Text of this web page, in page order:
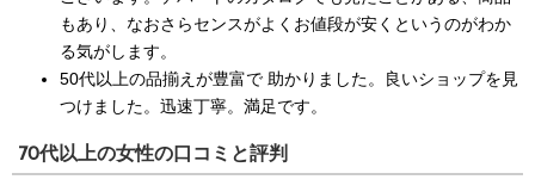
もあり、なおさらセンスがよくお値段が安くというのがわか
る気がします。
50代以上の品揃えが豊富で 助かりました。良いショップを見
つけました。迅速丁寧。満足です。
70代以上の女性の口コミと評判